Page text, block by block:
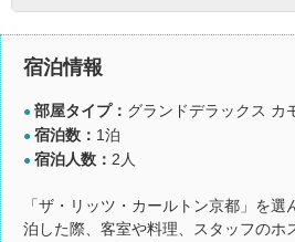
宿泊情報
● 部屋タイプ： グランドデラックス カ
● 宿泊数： 1泊
● 宿泊人数： 2人
「ザ・リッツ・カールトン京都」を
泊した際、客室や料理、スタッフのホ